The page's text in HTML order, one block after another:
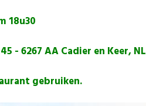
18u30
- 6267 AA Cadier en Keer, NL
gebruiken.